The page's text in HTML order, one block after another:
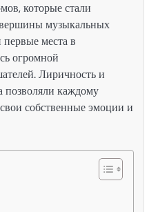
которые стали
музыкальных
места в
огромной
Лиричность и
позволяли каждому
собственные эмоции и